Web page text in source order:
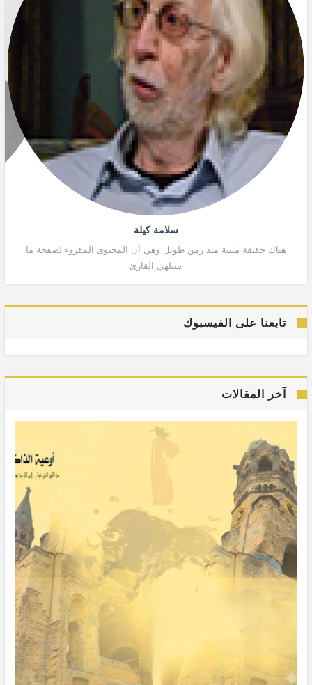
سلامة كيلة
هناك حقيقة مثبتة منذ زمن طويل وهي أن المحتوى المقروء لصفحة ما
سيلهي القارئ
تابعنا على الفيسبوك
آخر المقالات